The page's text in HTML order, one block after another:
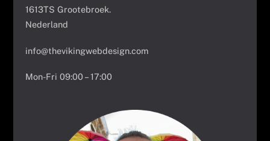
1613TS Grootebroek.
Nederland
info@thevikingwebdesign.com
Mon-Fri 09:00 – 17:00